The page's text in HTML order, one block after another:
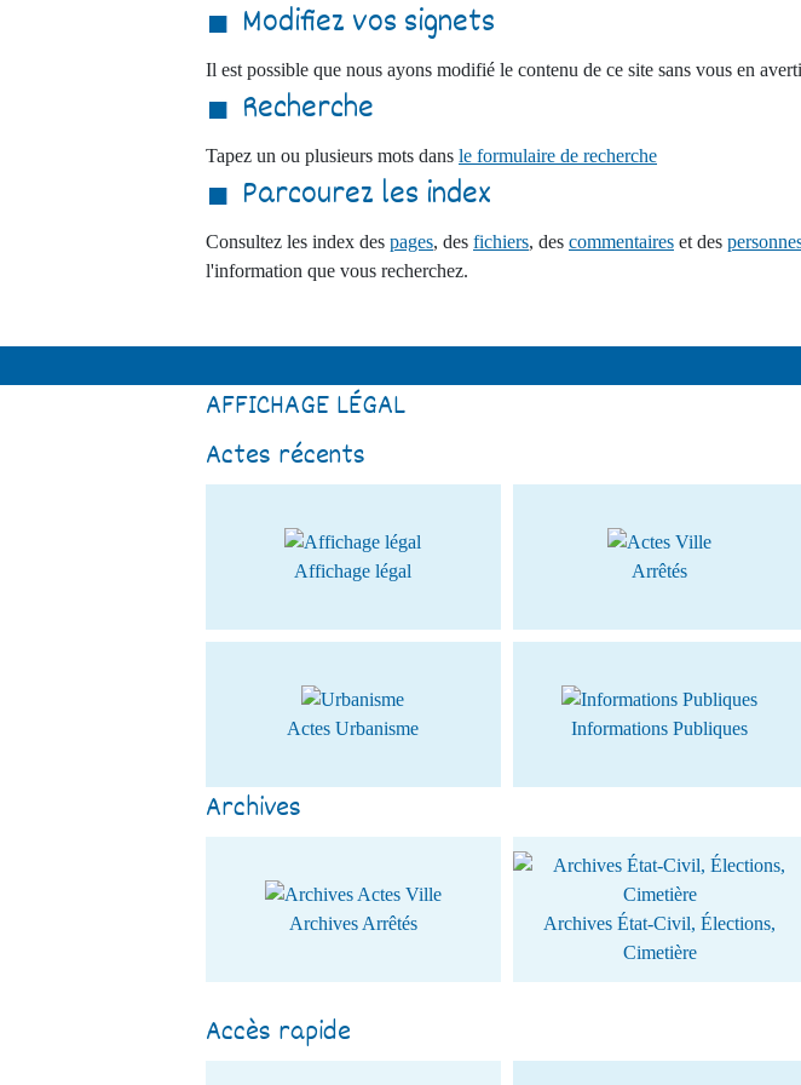
Modifiez vos signets
Il est possible que nous ayons modifié le contenu de ce site sans vous en
Recherche
Tapez un ou plusieurs mots dans le formulaire de recherche
Parcourez les index
Consultez les index des pages, des fichiers, des commentaires et des
l'information que vous recherchez.
AFFICHAGE LÉGAL
Actes récents
Affichage légal Arrêtés
Actes Urbanisme Informations Publiques
Archives
Archives Arrêtés
Archives État-Civil, Élections,
Cimetière
Accès rapide